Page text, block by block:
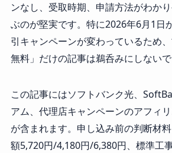
ンなし、受取時期、申請方法がわか
ぶのが堅実です。特に2026年6月1日
引キャンペーンが変わっているため
無料」だけの記事は鵜呑みにしないで
この記事にはソフトバンク光、
アム、代理店キャンペーンのアフィ
が含まれます。申し込み前の判断材
額5,720円/4,180円/6,380円、標準工